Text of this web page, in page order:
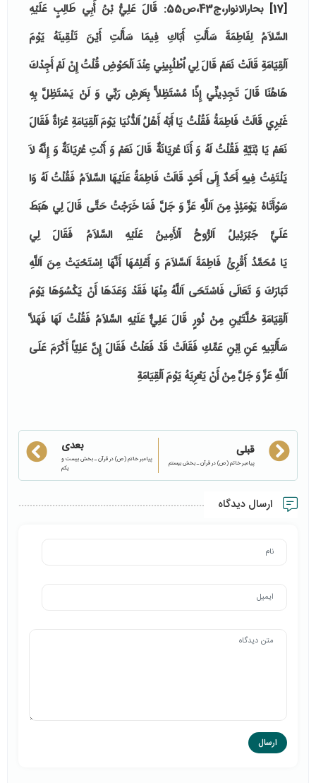
[17]
بحارالانوار،ج43،ص55: قَالَ
عَلِيُّ بْنُ أَبِي طَالِبٍ عَلَيْهِ
السَّلاَمُ لِفَاطِمَةَ سَأَلْتِ أَبَاكِ فِيمَا سَأَلْتِ أَيْنَ تَلْقِينَهُ يَوْمَ
اَلْقِيَامَةِ قَالَتْ نَعَمْ قَالَ لِي اُطْلُبِينِي عِنْدَاَلْحَوْضِ قُلْتُ إِنْ لَمْ أَجِدْكَ
هَاهُنَا قَالَ تَجِدِينِّي إِذًا مُسْتَظِلاًّ بِعَرْشِ رَبِّي وَ لَنْ يَسْتَظِلَّ بِهِ
غَيْرِي قَالَتْ فَاطِمَةُ فَقُلْتُ يَا أَبَهْ أَهْلُ اَلدُّنْيَا يَوْمَ اَلْقِيَامَةِ عُرَاةٌ فَقَالَ
نَعَمْ يَا بُنَيَّةِ فَقُلْتُ لَهُ وَ أَنَا عُرْيَانَةٌ قَالَ نَعَمْ وَ أَنْتِ عُرْيَانَةٌ وَ إِنَّهُ لاَ
يَلْتَفِتُ فِيهِ أَحَدٌ إِلَى أَحَدٍ قَالَتْ فَاطِمَةُ عَلَيْهَا السَّلاَمُ فَقُلْتُ لَهُ وَا
سَوْأَتَاهْ يَوْمَئِذٍ مِنَ اَللَّهِ عَزَّ وَ جَلَّ فَمَا خَرَجْتُ حَتَّى قَالَ لِي هَبَطَ
عَلَيَّ
جَبْرَئِيلُ اَلرُّوحُ اَلْأَمِينُ عَلَيْهِ السَّلاَمُ
فَقَالَ لِي
يَا مُحَمَّدُ أَقْرِئْ فَاطِمَةَ اَلسَّلاَمَ وَ أَعْلِمْهَا أَنَّهَا اِسْتَحْيَتْ مِنَ اَللَّهِ
تَبَارَكَ وَ تَعَالَى فَاسْتَحَى اَللَّهُ مِنْهَا فَقَدْ وَعَدَهَا أَنْ يَكْسُوَهَا يَوْمَ
اَلْقِيَامَةِ حُلَّتَيْنِ مِنْ نُورٍ قَالَ عَلِيٌّ عَلَيْهِ السَّلاَمُ فَقُلْتُ لَهَا فَهَلاَّ
سَأَلْتِيهِ عَنِ اِبْنِ عَمِّكِ فَقَالَتْ قَدْ فَعَلْتُ فَقَالَ إِنَّ عَلِيّاً أَكْرَمَ عَلَى
اَللَّهِ عَزَّ وَ جَلَّ مِنْ أَنْ يَعْرِيَهُ يَوْمَ اَلْقِيَامَةِ
قبلی
پیامبر خاتم (ص) در قرآن ـ بخش بیستم
بعدی
پیامبر خاتم (ص) در قرآن ـ بخش بیست و
یکم
ارسال دیدگاه